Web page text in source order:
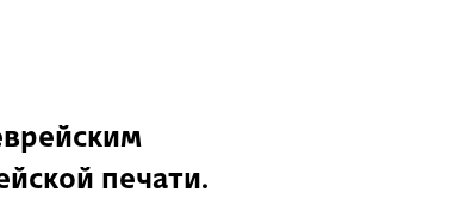
печати.